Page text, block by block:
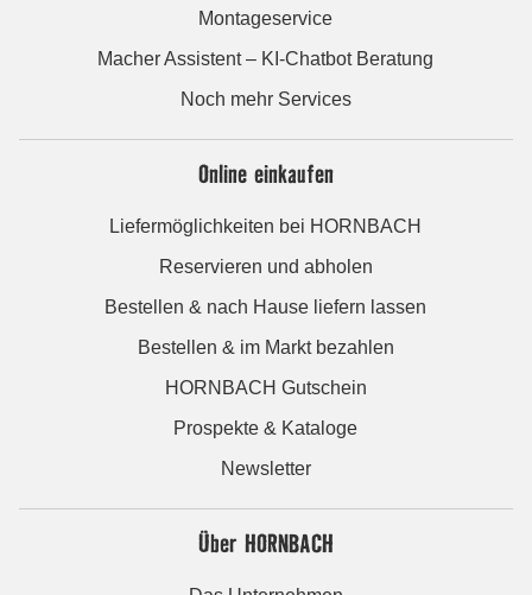
Montageservice
Macher Assistent – KI-Chatbot Beratung
Noch mehr Services
Online einkaufen
Liefermöglichkeiten bei HORNBACH
Reservieren und abholen
Bestellen & nach Hause liefern lassen
Bestellen & im Markt bezahlen
HORNBACH Gutschein
Prospekte & Kataloge
Newsletter
Über HORNBACH